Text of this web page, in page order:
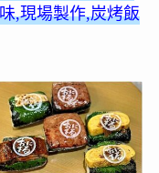
,現場製作,炭烤飯